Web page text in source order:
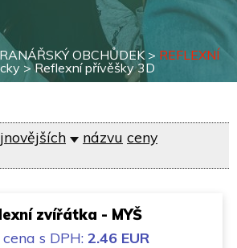
OBCHŮDEK> REFLEXNÍ
>Reflexní přívěšky 3D
názvu ceny
zvířátka - MYŠ
s DPH: 2.46 EUR